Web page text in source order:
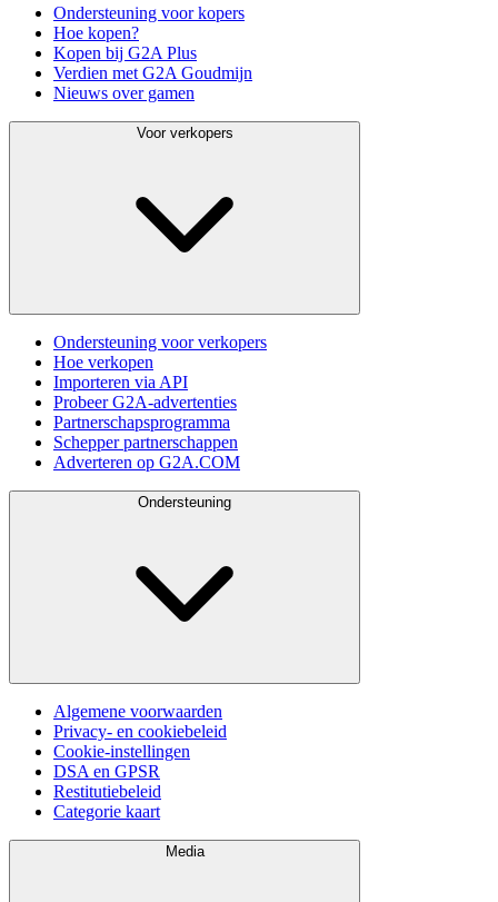
Ondersteuning voor kopers
Hoe kopen?
Kopen bij G2A Plus
Verdien met G2A Goudmijn
Nieuws over gamen
Voor verkopers
Ondersteuning voor verkopers
Hoe verkopen
Importeren via API
Probeer G2A-advertenties
Partnerschapsprogramma
Schepper partnerschappen
Adverteren op G2A.COM
Ondersteuning
Algemene voorwaarden
Privacy- en cookiebeleid
Cookie-instellingen
DSA en GPSR
Restitutiebeleid
Categorie kaart
Media